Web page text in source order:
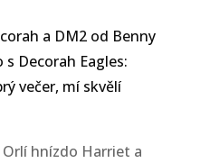
a DM2 od Benny
Decorah Eagles:
večer, mí skvělí
Orlí hnízdo Harriet a